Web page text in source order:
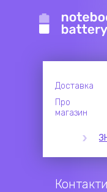
Доставка
Про
магазин
Контакти